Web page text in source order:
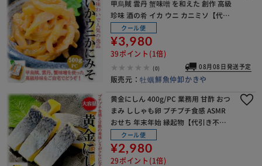
甲烏賊 雲丹 蟹味噌 を和えた 創作 高級
珍味 酒の肴 イカ ウニ カニミソ【代引
き不可】
クール便
¥3,980
39ポイント(1倍)
(0) 08月08日発送予定
販売元：牡蠣鮮魚仲卸かきや
黄金にしん 400g/PC 業務用 甘酢 おつ
まみ ししゃも卵 プチプチ食感 ASMR
おせち 年末年始 縁起物【代引き不
可】クール便
¥2,980
29ポイント(1倍)